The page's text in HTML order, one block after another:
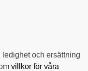
ledighet och ersättning
villkor för våra